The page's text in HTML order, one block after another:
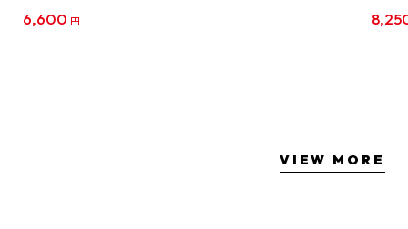
6,600 円
クリ
VIEW MORE